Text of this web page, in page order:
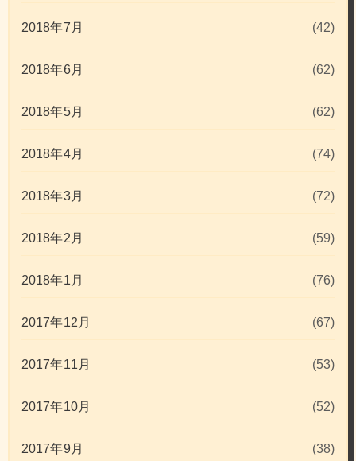
2018年7月 (42)
2018年6月 (62)
2018年5月 (62)
2018年4月 (74)
2018年3月 (72)
2018年2月 (59)
2018年1月 (76)
2017年12月 (67)
2017年11月 (53)
2017年10月 (52)
2017年9月 (38)